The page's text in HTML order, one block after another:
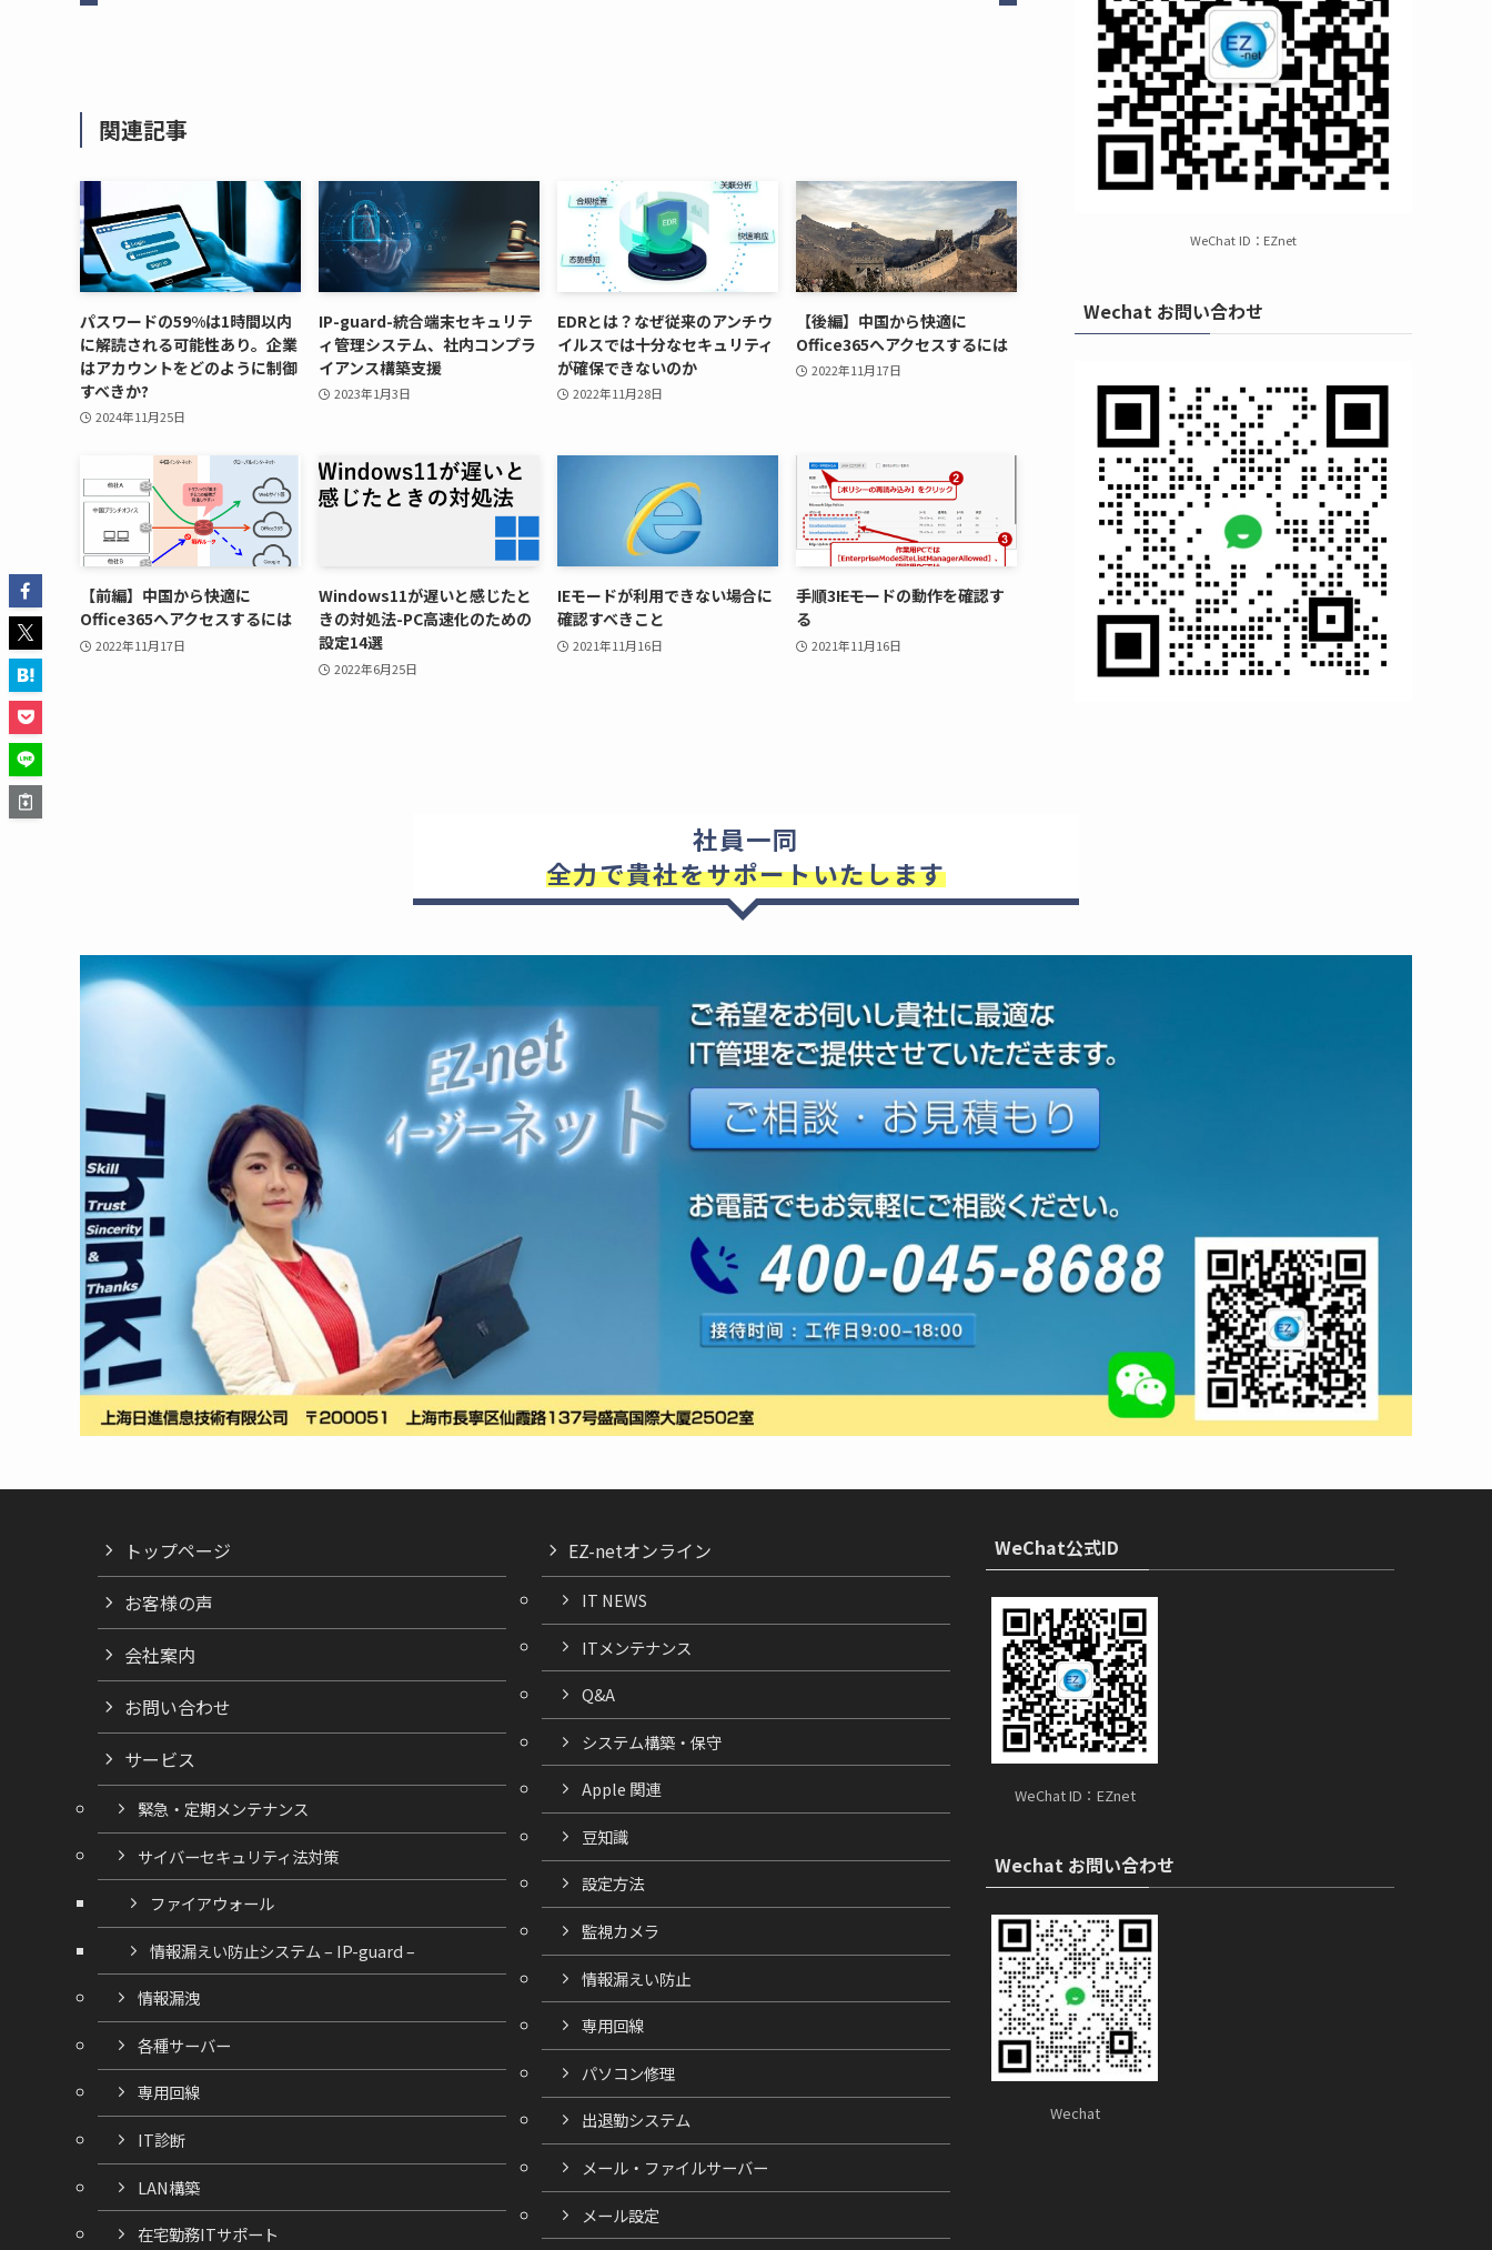
関連記事
パスワードの59%は1時間以内
に解読される可能性あり。企業
はアカウントをどのように制御
すべきか?
2024年11月25日
IP-guard-統合端末セキュリテ
ィ管理システム、社内コンプラ
イアンス構築支援
2023年1月3日
EDRとは？なぜ従来のアンチウ
イルスでは十分なセキュリティ
が確保できないのか
2022年11月28日
【後編】中国から快適に
Office365へアクセスするには
2022年11月17日
【前編】中国から快適に
Office365へアクセスするには
2022年11月17日
Windows11が遅いと感じたと
きの対処法-PC高速化のための
設定14選
2022年6月25日
IEモードが利用できない場合に
確認すべきこと
2021年11月16日
手順3――IEモードの動作を確認す
る
2021年11月16日
WeChat ID：EZnet
Wechat お問い合わせ
社員一同
全力で貴社をサポートいたします
トップページ
お客様の声
会社案内
お問い合わせ
サービス
緊急・定期メンテナンス
サイバーセキュリティ法対策
ファイアウォール
情報漏えい防止システム – IP-guard –
情報漏洩
各種サーバー
専用回線
IT診断
LAN構築
在宅勤務ITサポート
EZ-netオンライン
IT NEWS
ITメンテナンス
Q&A
システム構築・保守
Apple 関連
豆知識
設定方法
監視カメラ
情報漏えい防止
専用回線
パソコン修理
出退勤システム
メール・ファイルサーバー
メール設定
WeChat公式ID
WeChat ID：EZnet
Wechat お問い合わせ
Wechat